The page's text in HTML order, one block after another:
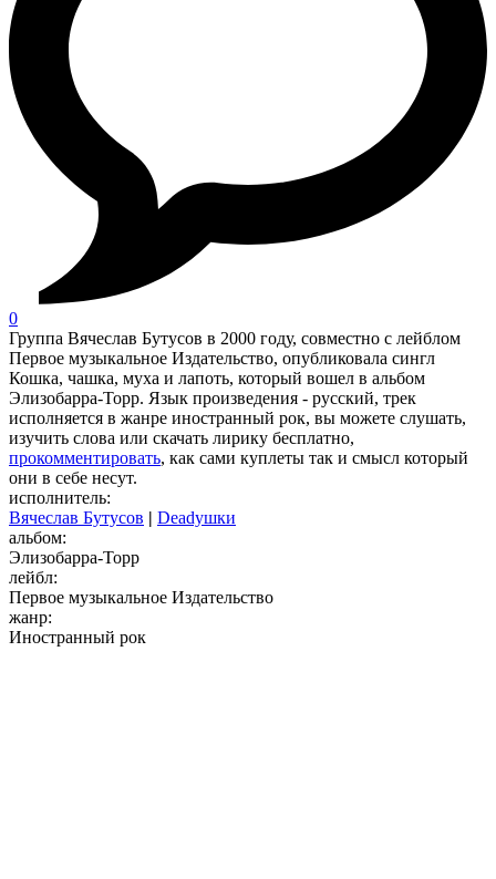
0
Группа Вячеслав Бутусов в 2000 году, совместно с лейблом
Первое музыкальное Издательство, опубликовала сингл
Кошка, чашка, муха и лапоть, который вошел в альбом
Элизобарра-Торр. Язык произведения - русский, трек
исполняется в жанре иностранный рок, вы можете слушать,
изучить слова или скачать лирику бесплатно,
прокомментировать, как сами куплеты так и смысл который
они в себе несут.
исполнитель:
Вячеслав Бутусов
Deadушки
альбом:
Элизобарра-Торр
лейбл:
Первое музыкальное Издательство
жанр:
Иностранный рок